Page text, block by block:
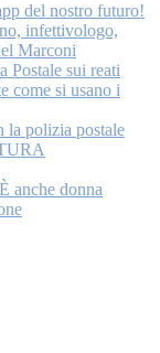
del nostro futuro!
infettivologo,
Marconi
Postale sui reati
come si usano i
la polizia postale
anche donna